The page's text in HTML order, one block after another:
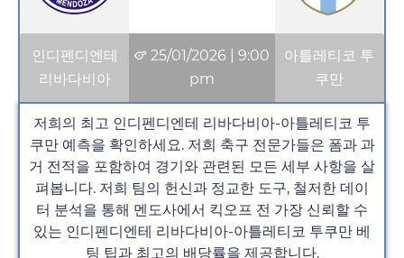
인디펜디엔테
리바다비아
25/01/2026 |9:00
pm
아틀레티코 투
쿠만
저희의 최고 인디펜디엔테 리바다비아-아틀레티코 투
쿠만 예측을 확인하세요. 저희 축구 전문가들은 폼과 과
거 전적을 포함하여 경기와 관련된 모든 세부 사항을 살
펴봅니다. 저희 팀의 헌신과 정교한 도구, 철저한 데이
터 분석을 통해 멘도사에서 킥오프 전 가장 신뢰할 수
있는 인디펜디엔테 리바다비아-아틀레티코 투쿠만 베
팅 팁과 최고의 배당률을 제공합니다.